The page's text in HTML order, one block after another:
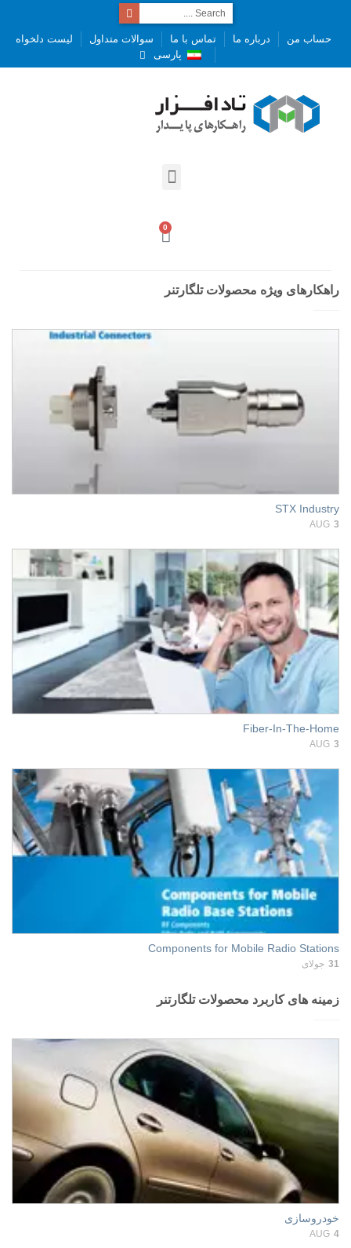
حساب من درباره ما تماس با ما سوالات متداول
لیست دلخواه
پارسی
0
راهکارهای ویژه محصولات تلگارتنر
STX Industry
3
AUG
Fiber-In-The-Home
3
AUG
Components for Mobile Radio Stations
31 جولای
زمینه های کاربرد محصولات تلگارتنر
خودروسازی
4
AUG